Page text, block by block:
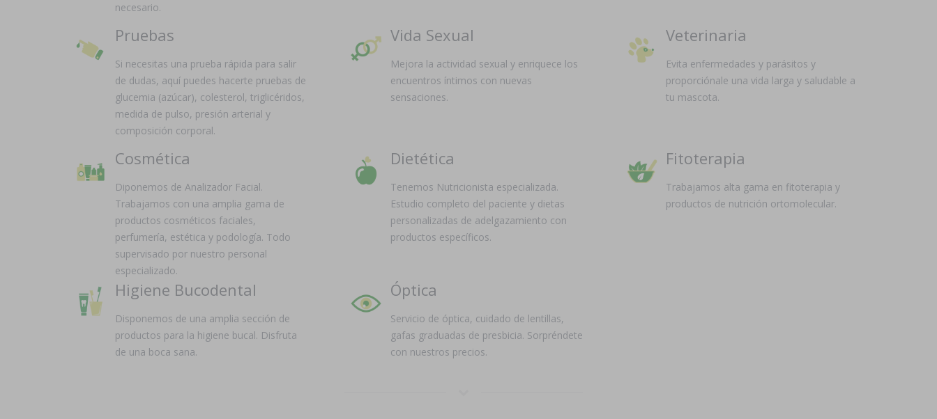
necesario.
Pruebas
Si necesitas una prueba rápida para salir
de dudas, aquí puedes hacerte pruebas de
glucemia (azúcar), colesterol, triglicéridos,
medida de pulso, presión arterial y
composición corporal.
Vida Sexual
Mejora la actividad sexual y enriquece los
encuentros íntimos con nuevas
sensaciones.
Veterinaria
Evita enfermedades y parásitos y
proporciónale una vida larga y saludable a
tu mascota.
Cosmética
Diponemos de Analizador Facial.
Trabajamos con una amplia gama de
productos cosméticos faciales,
perfumería, estética y podología. Todo
supervisado por nuestro personal
especializado.
Dietética
Tenemos Nutricionista especializada.
Estudio completo del paciente y dietas
personalizadas de adelgazamiento con
productos específicos.
Fitoterapia
Trabajamos alta gama en fitoterapia y
productos de nutrición ortomolecular.
Higiene Bucodental
Disponemos de una amplia sección de
productos para la higiene bucal. Disfruta
de una boca sana.
Óptica
Servicio de óptica, cuidado de lentillas,
gafas graduadas de presbicia. Sorpréndete
con nuestros precios.